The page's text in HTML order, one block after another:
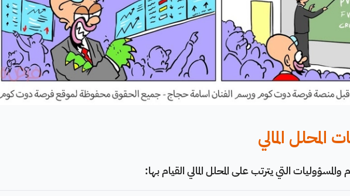
المالي
والمسؤوليات التي يترتب على المحلل المالي القيام بها: